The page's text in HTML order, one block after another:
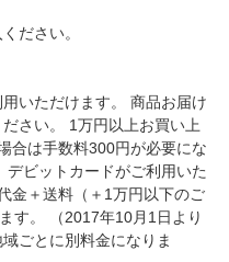
ださい。
いただけます。 商品お届け
さい。 1万円以上お買い上
合は手数料300円が必要にな
デビットカードがご利用いた
金＋送料（＋1万円以下のご
す。 （2017年10月1日より
ごとに別料金になりま